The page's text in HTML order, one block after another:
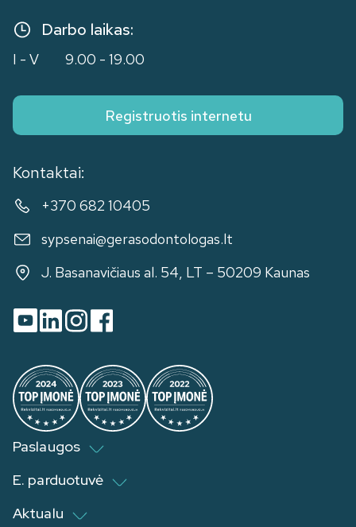
Darbo laikas:
I - V 9.00 - 19.00
Registruotis internetu
Kontaktai:
+370 682 10405
sypsenai@gerasodontologas.lt
J. Basanavičiaus al. 54, LT – 50209 Kaunas
Paslaugos
E. parduotuvė
Aktualu